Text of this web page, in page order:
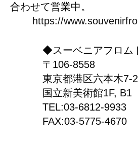
合わせて営業中。
https://
◆スーベニアフロム
〒106-8558
東京都港区六本木7-
国立新美術館1F, B1
TEL:03-6812-9933
FAX:03-5775-4670